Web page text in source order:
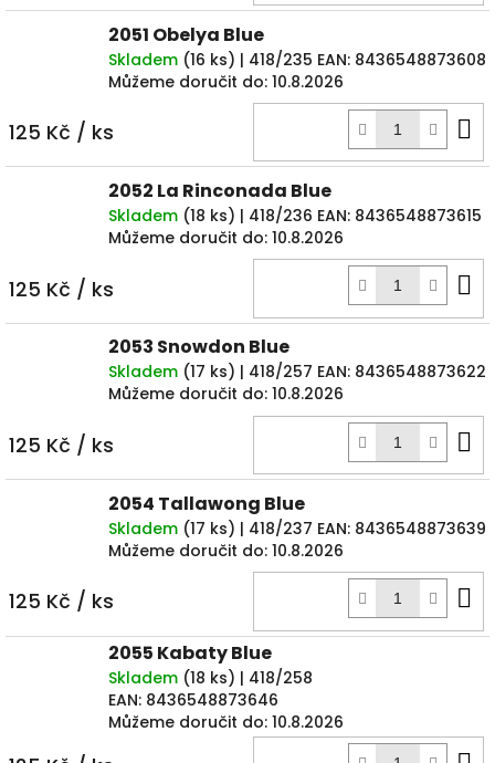
2051 Obelya Blue
Skladem (16 ks) | 418/235 EAN: 8436548873608
Můžeme doručit do: 10.8.2026
125 Kč / ks
2052 La Rinconada Blue
Skladem (18 ks) | 418/236 EAN: 8436548873615
Můžeme doručit do: 10.8.2026
125 Kč / ks
2053 Snowdon Blue
Skladem (17 ks) | 418/257 EAN: 8436548873622
Můžeme doručit do: 10.8.2026
125 Kč / ks
2054 Tallawong Blue
Skladem (17 ks) | 418/237 EAN: 8436548873639
Můžeme doručit do: 10.8.2026
125 Kč / ks
2055 Kabaty Blue
Skladem (18 ks) | 418/258
EAN: 8436548873646
Můžeme doručit do: 10.8.2026